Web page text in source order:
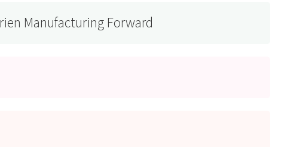
Manufacturing Forward